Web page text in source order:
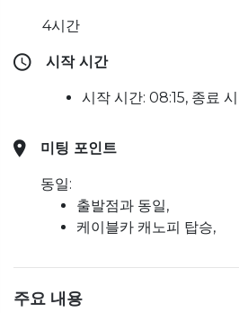
4시간
시작 시간
시작 시간: 08:15, 종료 시
미팅 포인트
동일:
출발점과 동일,
케이블카 캐노피 탑승,
주요 내용